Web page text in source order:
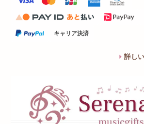
キャリア決済
詳し